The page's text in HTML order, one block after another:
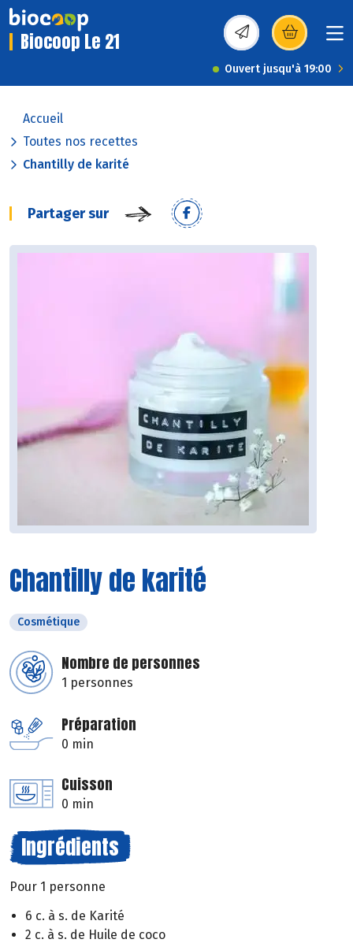
Biocoop Le 21 (s’ouvre dans une
Ouvert jusqu'à 19:00
Accueil
Toutes nos recettes
Chantilly de karité
Partager sur
Chantilly de karité
Cosmétique
Nombre de personnes
1 personnes
Préparation
0 min
Cuisson
0 min
Ingrédients
Pour 1 personne
6 c. à s. de Karité
2 c. à s. de Huile de coco